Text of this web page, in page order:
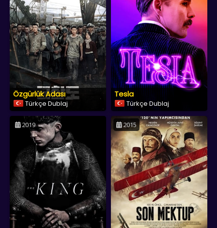
Özgürlük Adası
Türkçe Dublaj
Tesla
Türkçe Dublaj
2019 2015